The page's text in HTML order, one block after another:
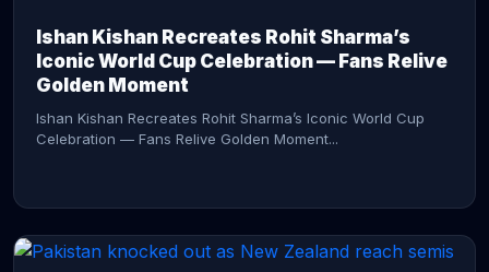
Ishan Kishan Recreates Rohit Sharma’s
Iconic World Cup Celebration — Fans Relive
Golden Moment
Ishan Kishan Recreates Rohit Sharma’s Iconic World Cup
Celebration — Fans Relive Golden Moment...